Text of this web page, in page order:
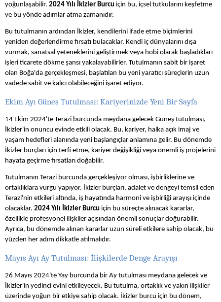
yoğunlaşabilir. 2024 Yılı İkizler Burcu için bu, içsel tutkularını keşfetme
ve bu yönde adımlar atma zamanıdır.
Bu tutulmanın ardından İkizler, kendilerini ifade etme biçimlerini
yeniden değerlendirme fırsatı bulacaklar. Kendi iç dünyalarını dışa
vurmak, sanatsal yeteneklerini geliştirmek veya hobi olarak başladıkları
işleri ticarete dökme şansı yakalayabilirler. Tutulmanın sabit bir işaret
olan Boğa'da gerçekleşmesi, başlatılan bu yeni yaratıcı süreçlerin uzun
vadede sabit ve kalıcı olabileceğini işaret ediyor.
Ekim Ayı Güneş Tutulması: Kariyerinizde Yeni Bir Sayfa
14 Ekim 2024'te Terazi burcunda meydana gelecek Güneş tutulması,
İkizler'in onuncu evinde etkili olacak. Bu, kariyer, halka açık imaj ve
yaşam hedefleri alanında yeni başlangıçlar anlamına gelir. Bu dönemde
İkizler burçları için terfi etme, kariyer değişikliği veya önemli iş projelerini
hayata geçirme fırsatları doğabilir.
Tutulmanın Terazi burcunda gerçekleşiyor olması, işbirliklerine ve
ortaklıklara vurgu yapıyor. İkizler burçları, adalet ve dengeyi temsil eden
Terazi'nin etkileri altında, iş hayatında harmoni ve işbirliği arayışı içinde
olacaklar. 2024 Yılı İkizler Burcu için bu süreçte alınacak kararlar,
özellikle profesyonel ilişkiler açısından önemli sonuçlar doğurabilir.
Ayrıca, bu dönemde alınan kararlar uzun süreli etkilere sahip olacak, bu
yüzden her adım dikkatle atılmalıdır.
Mayıs Ayı Ay Tutulması: İlişkilerde Denge Arayışı
26 Mayıs 2024'te Yay burcunda bir Ay tutulması meydana gelecek ve
İkizler'in yedinci evini etkileyecek. Bu tutulma, ortaklık ve yakın ilişkiler
üzerinde yoğun bir etkiye sahip olacak. İkizler burcu için bu dönem,